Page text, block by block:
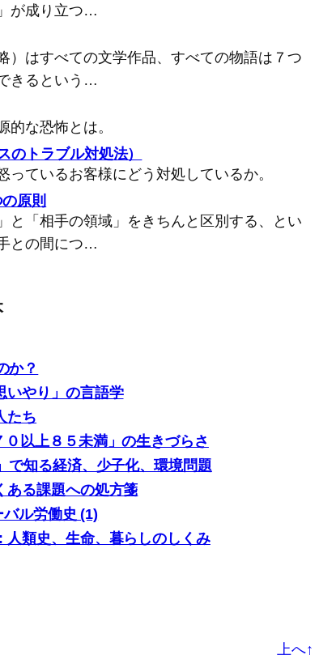
が成り立つ…
）はすべての文学作品、すべての物語は７つ
きるという…
的な恐怖とは。
のトラブル対処法）
っているお客様にどう対処しているか。
原則
と「相手の領域」をきちんと区別する、とい
との間につ…
か？
いやり」の言語学
たち
以上８５未満」の生きづらさ
で知る経済、少子化、環境問題
ある課題への処方箋
ル労働史 (1)
類史、生命、暮らしのしくみ
上へ↑